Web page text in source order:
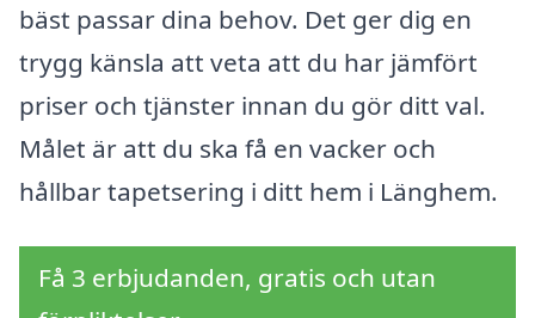
bäst passar dina behov. Det ger dig en
trygg känsla att veta att du har jämfört
priser och tjänster innan du gör ditt val.
Målet är att du ska få en vacker och
hållbar tapetsering i ditt hem i Länghem.
Få 3 erbjudanden, gratis och utan